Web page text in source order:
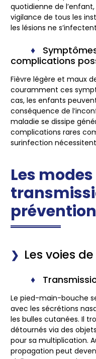
quotidienne de
vigilance de tous les
les lésions ne
complications
Fièvre légère et maux
couramment ces
cas, les enfants
conséquence de
maladie se dissipe
complications rares
surinfection
Les
prévention
Les voies
Le pied-main-bouche
avec les sécrétions
les bulles cutanées. Il
détournés via des
pour sa multiplication.
propagation peut